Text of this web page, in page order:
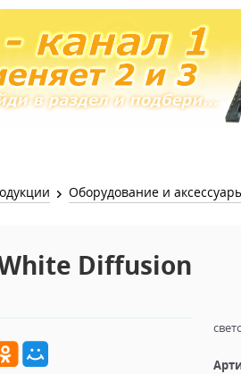
Лампы
Оборудование и
Diffusion